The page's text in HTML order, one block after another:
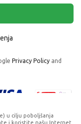
Privacy Policy and
u cilju poboljšanja
i koristite našu Internet